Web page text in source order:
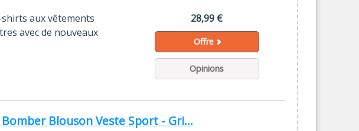
aux vêtements
avec de nouveaux
28,99 €
Offre
Opinions
Blouson Veste Sport - Gri...